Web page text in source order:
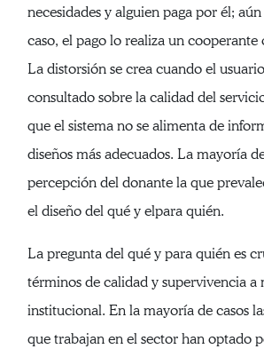
necesidades y alguien paga por él; aún
caso, el pago lo realiza un cooperante
La distorsión se crea cuando el
consultado sobre la calidad del
que el sistema no se alimenta de
diseños más adecuados. La mayoría
percepción del donante la que
el diseño del qué y elpara quién.
La pregunta del qué y para quién es
términos de calidad y supervivencia a
institucional. En la mayoría de casos
que trabajan en el sector han optado